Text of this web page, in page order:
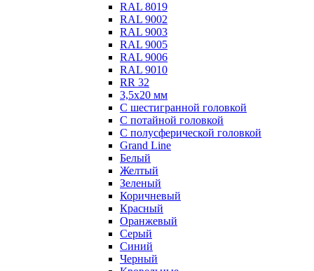
RAL 8019
RAL 9002
RAL 9003
RAL 9005
RAL 9006
RAL 9010
RR 32
3,5х20 мм
С шестигранной головкой
С потайной головкой
С полусферической головкой
Grand Line
Белый
Желтый
Зеленый
Коричневый
Красный
Оранжевый
Серый
Синий
Черный